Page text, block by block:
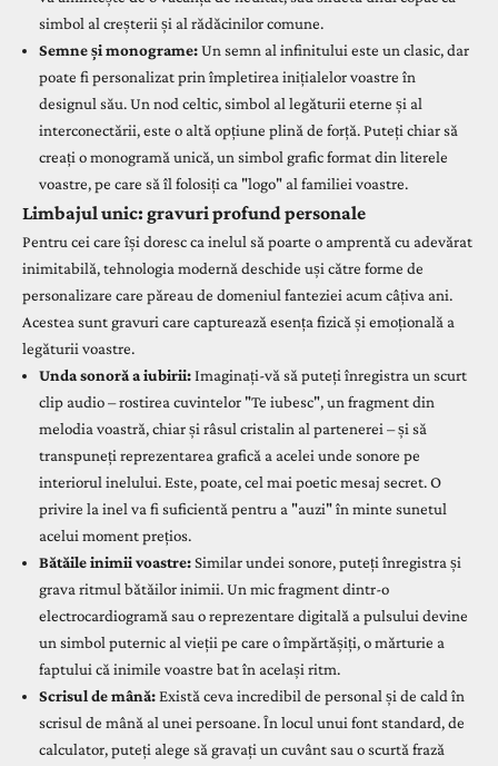
simbol al creșterii și al rădăcinilor comune.
Semne și monograme:Un semn al infinitului este un clasic, dar
poate fi personalizat prin împletirea inițialelor voastre în
designul său. Un nod celtic, simbol al legăturii eterne și al
interconectării, este o altă opțiune plină de forță. Puteți chiar să
creați o monogramă unică, un simbol grafic format din literele
voastre, pe care să îl folosiți ca "logo" al familiei voastre.
Limbajul unic: gravuri profund personale
Pentru cei care își doresc ca inelul să poarte o amprentă cu adevărat
inimitabilă, tehnologia modernă deschide uși către forme de
personalizare care păreau de domeniul fanteziei acum câțiva ani.
Acestea sunt gravuri care capturează esența fizică și emoțională a
legăturii voastre.
Unda sonoră a iubirii:Imaginați-vă să puteți înregistra un scurt
clip audio – rostirea cuvintelor "Te iubesc", un fragment din
melodia voastră, chiar și râsul cristalin al partenerei – și să
transpuneți reprezentarea grafică a acelei unde sonore pe
interiorul inelului. Este, poate, cel mai poetic mesaj secret. O
privire la inel va fi suficientă pentru a "auzi" în minte sunetul
acelui moment prețios.
Bătăile inimii voastre:Similar undei sonore, puteți înregistra și
grava ritmul bătăilor inimii. Un mic fragment dintr-o
electrocardiogramă sau o reprezentare digitală a pulsului devine
un simbol puternic al vieții pe care o împărtășiți, o mărturie a
faptului că inimile voastre bat în același ritm.
Scrisul de mână:Există ceva incredibil de personal și de cald în
scrisul de mână al unei persoane. În locul unui font standard, de
calculator, puteți alege să gravați un cuvânt sau o scurtă frază